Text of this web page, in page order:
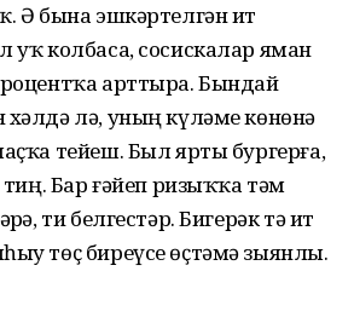
Ә бына эшкәртелгән ит
колбаса, сосискалар яман
арттыра. Бындай
лә, уның күләме көнөнә
тейеш. Был ярты бургерға,
тиң. Бар ғәйеп ризыҡҡа тәм
ти белгестәр. Бигерәк тә ит
төҫ биреүсе өҫтәмә зыянлы.